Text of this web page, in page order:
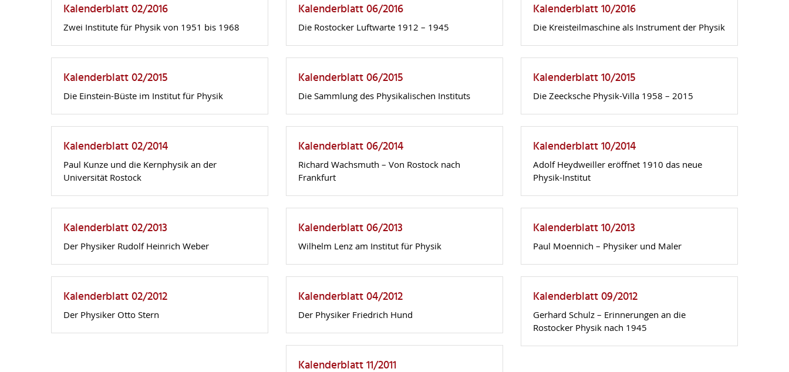
Kalenderblatt 02/2016
Zwei Institute für Physik von 1951 bis 1968
Kalenderblatt 02/2015
Die Einstein-Büste im Institut für Physik
Kalenderblatt 02/2014
Paul Kunze und die Kernphysik an der
Universität Rostock
Kalenderblatt 02/2013
Der Physiker Rudolf Heinrich Weber
Kalenderblatt 02/2012
Der Physiker Otto Stern
Kalenderblatt 06/2016
Die Rostocker Luftwarte 1912 – 1945
Kalenderblatt 06/2015
Die Sammlung des Physikalischen Instituts
Kalenderblatt 06/2014
Richard Wachsmuth – Von Rostock nach
Frankfurt
Kalenderblatt 06/2013
Wilhelm Lenz am Institut für Physik
Kalenderblatt 04/2012
Der Physiker Friedrich Hund
Kalenderblatt 11/2011
Kalenderblatt 10/2016
Die Kreisteilmaschine als Instrument der Physik
Kalenderblatt 10/2015
Die Zeecksche Physik-Villa 1958 – 2015
Kalenderblatt 10/2014
Adolf Heydweiller eröffnet 1910 das neue
Physik-Institut
Kalenderblatt 10/2013
Paul Moennich – Physiker und Maler
Kalenderblatt 09/2012
Gerhard Schulz – Erinnerungen an die
Rostocker Physik nach 1945